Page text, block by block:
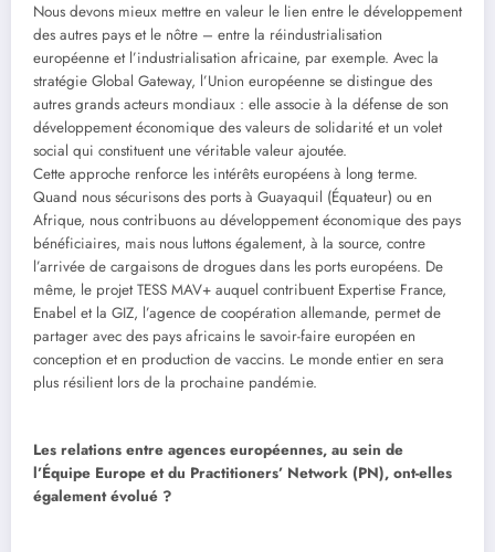
Nous devons mieux mettre en valeur le lien entre le développement
des autres pays et le nôtre – entre la réindustrialisation
européenne et l’industrialisation africaine, par exemple. Avec la
stratégie Global Gateway, l’Union européenne se distingue des
autres grands acteurs mondiaux : elle associe à la défense de son
développement économique des valeurs de solidarité et un volet
social qui constituent une véritable valeur ajoutée.
Cette approche renforce les intérêts européens à long terme.
Quand nous sécurisons des ports à Guayaquil (Équateur) ou en
Afrique, nous contribuons au développement économique des pays
bénéficiaires, mais nous luttons également, à la source, contre
l’arrivée de cargaisons de drogues dans les ports européens. De
même, le projet TESS MAV+ auquel contribuent Expertise France,
Enabel et la GIZ, l’agence de coopération allemande, permet de
partager avec des pays africains le savoir-faire européen en
conception et en production de vaccins. Le monde entier en sera
plus résilient lors de la prochaine pandémie.
Les relations entre agences européennes, au sein de
l’Équipe Europe et du Practitioners’ Network (PN), ont-elles
également évolué ?